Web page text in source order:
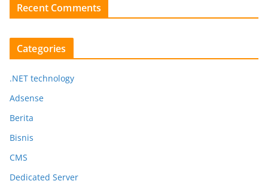
Recent Comments
Categories
.NET technology
Adsense
Berita
Bisnis
CMS
Dedicated Server